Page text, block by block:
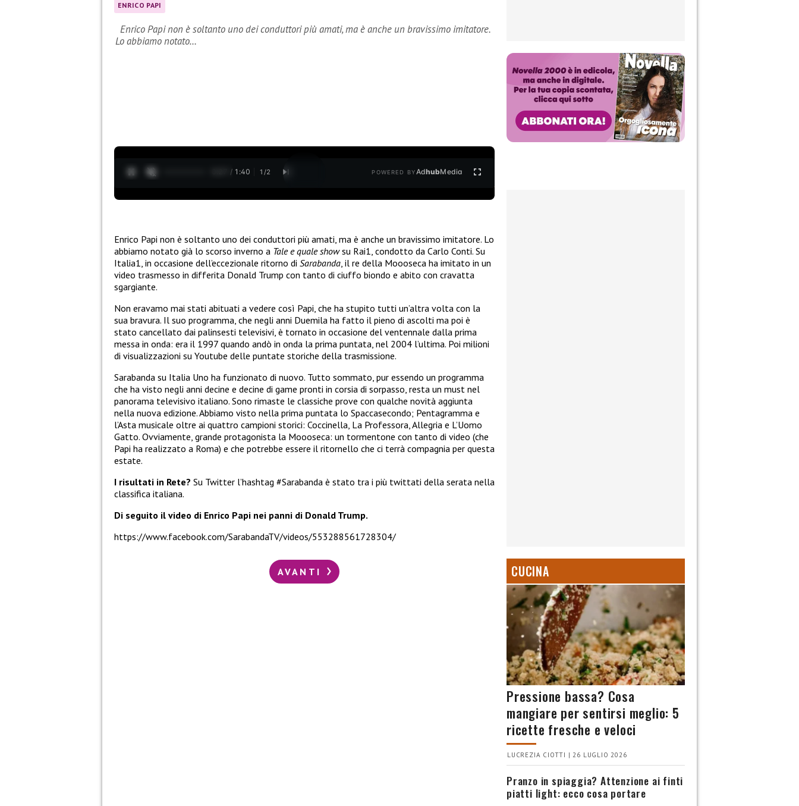
ENRICO PAPI
Enrico Papi non è soltanto uno dei conduttori più amati, ma è anche un bravissimo imitatore.
Lo abbiamo notato…
0:28 / 1:40 1 /2 POWERED BYAdhubMedia
Enrico Papi non è soltanto uno dei conduttori più amati, ma è anche un bravissimo imitatore. Lo
abbiamo notato già lo scorso inverno a Tale e quale showsu Rai1, condotto da Carlo Conti. Su
Italia1, in occasione dell’eccezionale ritorno di Sarabanda , il re della Moooseca ha imitato in un
video trasmesso in differita Donald Trump con tanto di ciuffo biondo e abito con cravatta
sgargiante.
Non eravamo mai stati abituati a vedere così Papi, che ha stupito tutti un’altra volta con la
sua bravura. Il suo programma, che negli anni Duemila ha fatto il pieno di ascolti ma poi è
stato cancellato dai palinsesti televisivi, è tornato in occasione del ventennale dalla prima
messa in onda: era il 1997 quando andò in onda la prima puntata, nel 2004 l’ultima. Poi milioni
di visualizzazioni su Youtube delle puntate storiche della trasmissione.
Sarabanda su Italia Uno ha funzionato di nuovo. Tutto sommato, pur essendo un programma
che ha visto negli anni decine e decine di game pronti in corsia di sorpasso, resta un must nel
panorama televisivo italiano. Sono rimaste le classiche prove con qualche novità aggiunta
nella nuova edizione. Abbiamo visto nella prima puntata lo Spaccasecondo; Pentagramma e
l’Asta musicale oltre ai quattro campioni storici: Coccinella, La Professora, Allegria e L’Uomo
Gatto. Ovviamente, grande protagonista la Moooseca: un tormentone con tanto di video (che
Papi ha realizzato a Roma) e che potrebbe essere il ritornello che ci terrà compagnia per questa
estate.
I risultati in Rete? Su Twitter l’hashtag #Sarabanda è stato tra i più twittati della serata nella
classifica italiana.
Di seguito il video di Enrico Papi nei panni di Donald Trump.
https://www.facebook.com/SarabandaTV/videos/553288561728304/
AVANTI CUCINA
Pressione bassa? Cosa
mangiare per sentirsi meglio: 5
ricette fresche e veloci
LUCREZIA CIOTTI | 26 LUGLIO 2026
Pranzo in spiaggia? Attenzione ai finti
piatti light: ecco cosa portare